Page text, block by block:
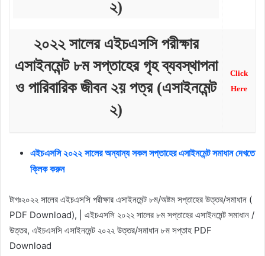
২)
২০২২ সালের এইচএসসি পরীক্ষার
এসাইনমেন্ট ৮ম সপ্তাহের গৃহ ব্যবস্থাপনা
ও পারিবারিক জীবন ২য় পত্র (এসাইনমেন্ট
২)
Click
Here
এইচএসসি ২০২২ সালের অন্যান্য সকল সপ্তাহের এসাইনমেন্ট সমাধান দেখতে
ক্লিক করুন
টাগঃ২০২২ সালের এইচএসসি পরীক্ষার এসাইনমেন্ট ৮ম/অষ্টম সপ্তাহের উত্তর/সমাধান (
PDF Download), | এইচএসসি ২০২২ সালের ৮ম সপ্তাহের এসাইনমেন্ট সমাধান /
উত্তর, এইচএসসি এসাইনমেন্ট ২০২২ উত্তর/সমাধান ৮ম সপ্তাহ PDF
Download